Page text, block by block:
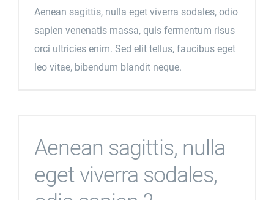
Aenean sagittis, nulla eget viverra sodales, odio
sapien venenatis massa, quis fermentum risus
orci ultricies enim. Sed elit tellus, faucibus eget
leo vitae, bibendum blandit neque.
Aenean sagittis, nulla
eget viverra sodales,